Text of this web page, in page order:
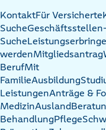
KontaktFür Versicherte
SucheGeschäftsstellen-
Suche
werdenMitgliedsantrag
BerufMit
FamilieAusbildung
LeistungenAnträge &
MedizinAusland
BehandlungPflege